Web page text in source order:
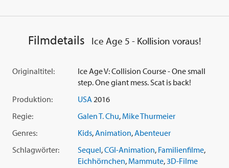
zu überleben...
Mit 'Ice Age 5 - Kollision voraus!' (2016) kehren jede Menge
Stars zurück, darunter im englischen OriginalRay Romano
Scott,Josh Peck Simon Pegg,Keke Palmer,Wanda Sykes
. Neue Mitglieder der Herde sind
Greenfield,Jessie J Nick Offerman
Strahan
Neil deGrasse Tyson. Regie führten diesmal
Filmdetails Ice Age 5 - Kollision voraus!
Originaltitel:
Ice Age V: Collision Course - One small
step. One giant mess. Scat is back!
Produktion:
USA 2016
Regie:
Galen T. Chu, Mike Thurmeier
Genres:
Kids,Animation,Abenteuer
Schlagwörter:
Sequel,CGI-Animation, Familienfilme,
Eichhörnchen, Mammute,3D-Filme